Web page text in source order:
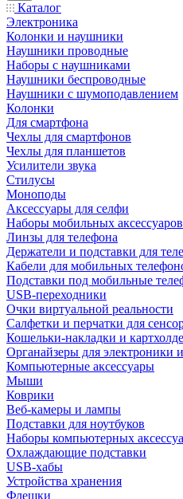
Каталог
Электроника
Колонки и наушники
Наушники проводные
Наборы с наушниками
Наушники беспроводные
Наушники с шумоподавлением
Колонки
Для смартфона
Чехлы для смартфонов
Чехлы для планшетов
Усилители звука
Стилусы
Моноподы
Аксессуары для селфи
Наборы мобильных аксессуаров
Линзы для телефона
Держатели и подставки для
Кабели для мобильных
Подставки под мобильные
USB-переходники
Очки виртуальной реальности
Салфетки и перчатки для
Кошельки-накладки и
Органайзеры для электроники
Компьютерные аксессуары
Мыши
Коврики
Веб-камеры и лампы
Подставки для ноутбуков
Наборы компьютерных
Охлаждающие подставки
USB-хабы
Устройства хранения
Флешки